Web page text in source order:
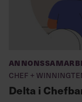
Chef +
Delta i